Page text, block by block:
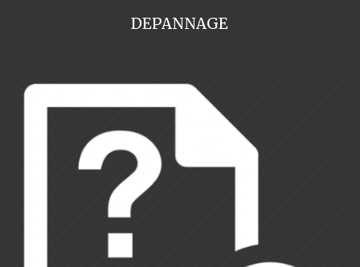
DEPANNAGE